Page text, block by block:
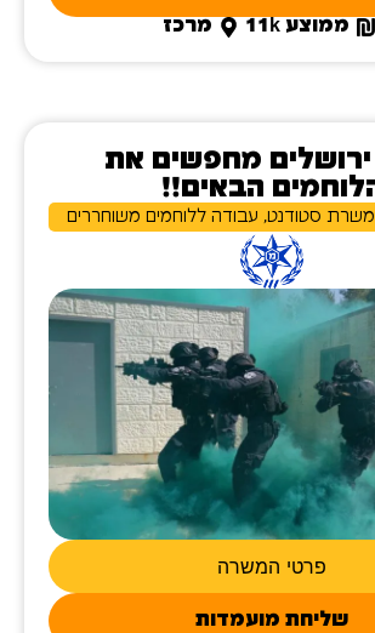
ממוצע 11k
מרכז
מחפשים את
הבאים!!
סטודנט, עבודה ללוחמים משוחררים
פרטי המשרה
שליחת מועמדות